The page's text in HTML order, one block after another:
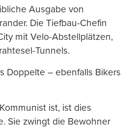
Ausgabe von
Die Tiefbau-Chefin
mit Velo-Abstellplätzen,
Tunnels.
Doppelte – ebenfalls Bikers
ist, ist dies
Sie zwingt die Bewohner